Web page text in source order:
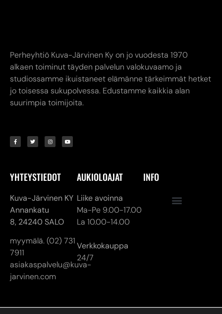
Perheyhtiö Kuva-Järvinen Ky on jo vuodesta 1970
alkaen toiminut täyden palvelun valokuvaamo ja
studiossamme ikuistaneet elämänne tärkeimmät hetket
jo toisessa sukupolvessa. Edustamme kaikkia alan
suurimpia toimijoita.
YHTEYSTIEDOT
Kuva-Järvinen KY
Annankatu
8, 24240 SALO
myymälä. (02) 731
7911
asiakaspalvelu@kuva-
jarvinen.com
AUKIOLOAJAT
Liike avoinna
Ma-Pe 9.00-17.00
La 10.00-14.00
Verkkokauppa
24/7
INFO